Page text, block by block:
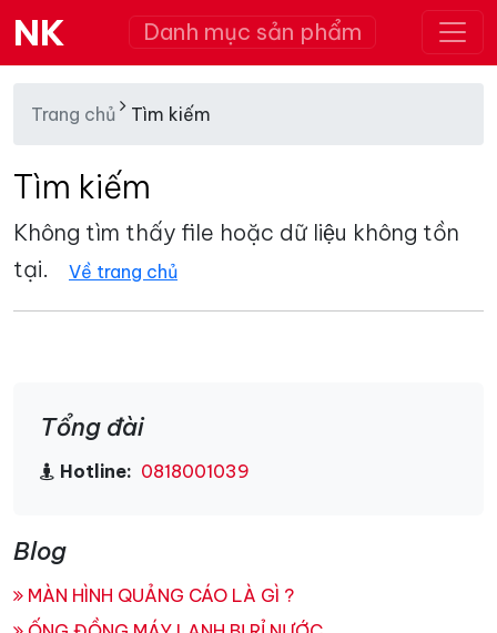
NK Danh mục sản phẩm
Trang chủ Tìm kiếm
Tìm kiếm
Không tìm thấy file hoặc dữ liệu không tồn
tại.
Về trang chủ
Tổng đài
Hotline: 0818001039
Blog
MÀN HÌNH QUẢNG CÁO LÀ GÌ ?